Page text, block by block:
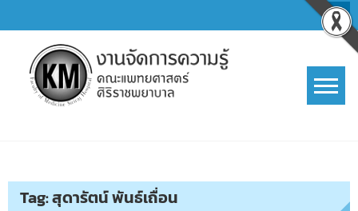
to
content
Tag:สุดารัตน์ พันธ์เถื่อน